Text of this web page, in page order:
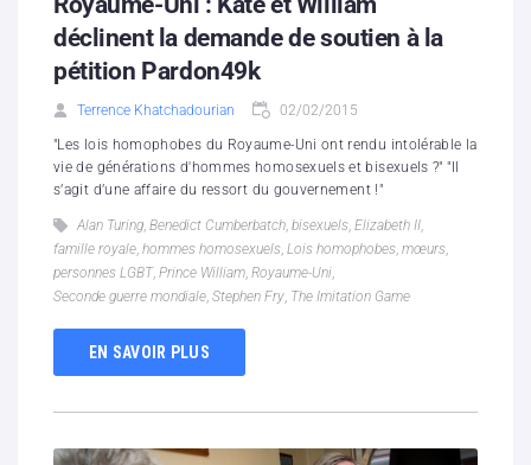
déclinent la demande de soutien à la
pétition Pardon49k
Terrence Khatchadourian 02/02/2015
"Les lois homophobes du Royaume-Uni ont rendu intolérable la
vie de générations d'hommes homosexuels et bisexuels ?" "Il
s’agit d’une affaire du ressort du gouvernement !"
Alan Turing, Benedict Cumberbatch, bisexuels, Elizabeth II,
famille royale, hommes homosexuels, Lois homophobes, mœurs,
personnes LGBT, Prince William, Royaume-Uni,
Seconde guerre mondiale, Stephen Fry, The Imitation Game
EN SAVOIR PLUS